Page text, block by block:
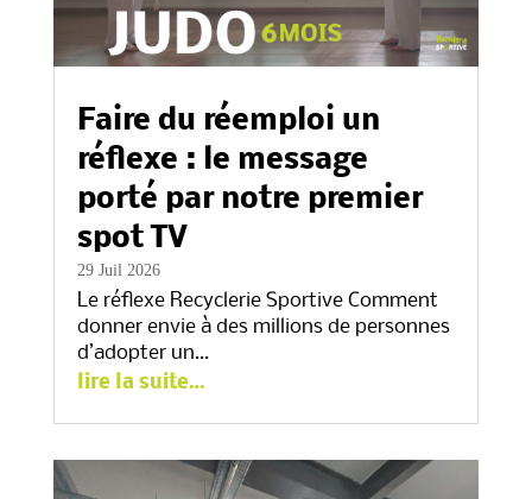
Faire du réemploi un
réflexe : le message
porté par notre premier
spot TV
29 Juil 2026
Le réflexe Recyclerie Sportive Comment
donner envie à des millions de personnes
d’adopter un…
lire la suite…